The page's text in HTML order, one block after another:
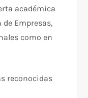
académica
Empresas,
como en
reconocidas